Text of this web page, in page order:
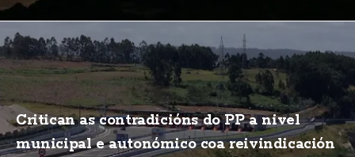
Critican as contradicións do PP a nivel
municipal e autonómico coa reivindicación